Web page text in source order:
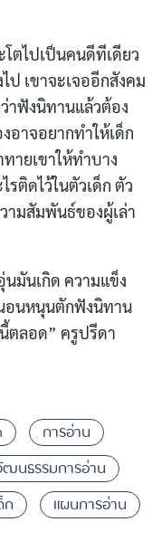
ตไปเป็นคนดีทีเดียว
ป เขาจะเจออีกสังคม
าฟังนิทานแล้วต้อง
อาจอยากทำให้เด็ก
ายเขาให้ทำบาง
ติดไว้ในตัวเด็ก ตัว
ามสัมพันธ์ของผู้เล่า
มันเกิด ความแข็ง
อนหนุนตักฟังนิทาน
ตลอด” ครูปรีดา
การอ่าน
นธรรมการอ่าน
ก แผนการอ่าน